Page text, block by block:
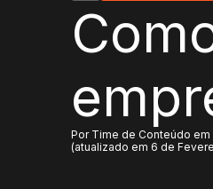
Por Time de Conteúdo
(atualizado em 6 de